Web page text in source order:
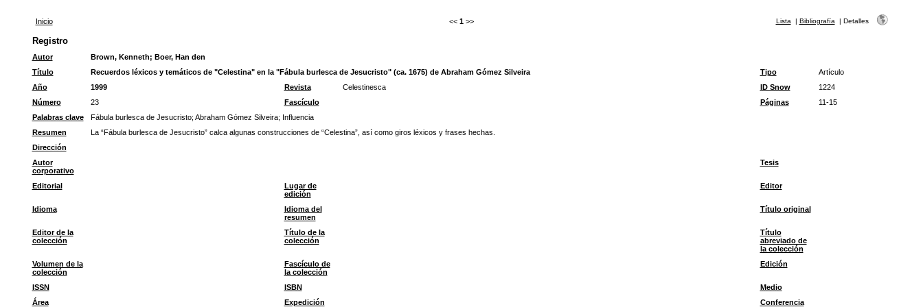
Inicio << 1 >> Lista | Bibliografía | Detalles
Registro
Autor Brown, Kenneth; Boer, Han den
Título
Recuerdos léxicos y temáticos de "Celestina" en la "Fábula burlesca de Jesucristo" (ca. 1675) de Abraham Gómez Silveira Tipo
Artículo
Año
1999 Revista Celestinesca ID Snow
1224
Número
23 Fascículo Páginas
11-15
Palabras clave
Fábula burlesca de Jesucristo; Abraham Gómez Silveira; Influencia
Resumen
La “Fábula burlesca de Jesucristo” calca algunas construcciones de “Celestina”, así como giros léxicos y frases hechas.
Dirección
Autor
corporativo
Tesis
Editorial
Lugar de
edición
Editor
Idioma
Idioma del
resumen
Título original
Editor de la
colección
Título de la
colección
Título
abreviado de
la colección
Volumen de la
colección
Fascículo de
la colección
Edición
ISSN ISBN
Medio
Área
Expedición
Conferencia